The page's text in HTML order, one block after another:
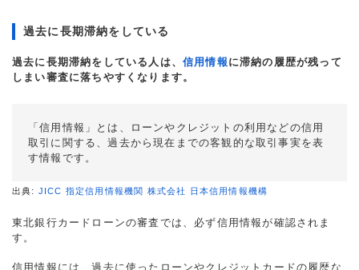
過去に長期滞納をしている
過去に長期滞納をしている人は、 信用情報 に滞納の履歴が残って
しまい審査に落ちやすくなります。
「信用情報」とは、ローンやクレジットの利用などの信用
取引に関する、過去から現在までの客観的な取引事実を表
す情報です。
出典: JICC 指定信用情報機関 株式会社 日本信用情報機構
東北銀行カードローンの審査では、必ず信用情報が確認されま
す。
信用情報には、過去に使ったローンやクレジットカードの履歴な